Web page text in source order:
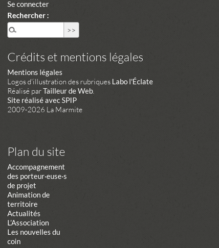
Se connecter
Rechercher :
Crédits et mentions légales
Mentions légales
Logos d'illustration des rubriques Labo l'Éclate
Réalisé parTailleur de Web
Site réalisé avec SPIP
2009-2026 La Marmite
Plan du site
Accompagnement
des porteur·euse·s
de projet
Animation de
territoire
Actualités
L’Association
Les nouvelles du
coin